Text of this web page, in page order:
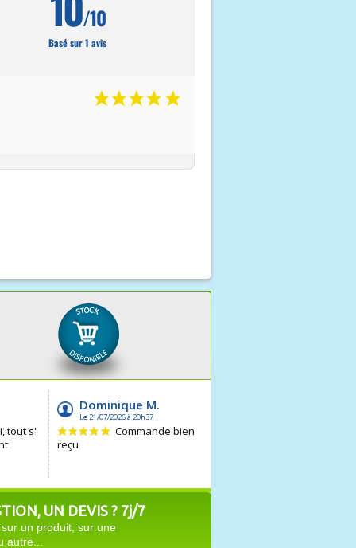
/10
Basé sur 1 avis
UN DEVIS ? 7j/7
un produit, sur une
autre...